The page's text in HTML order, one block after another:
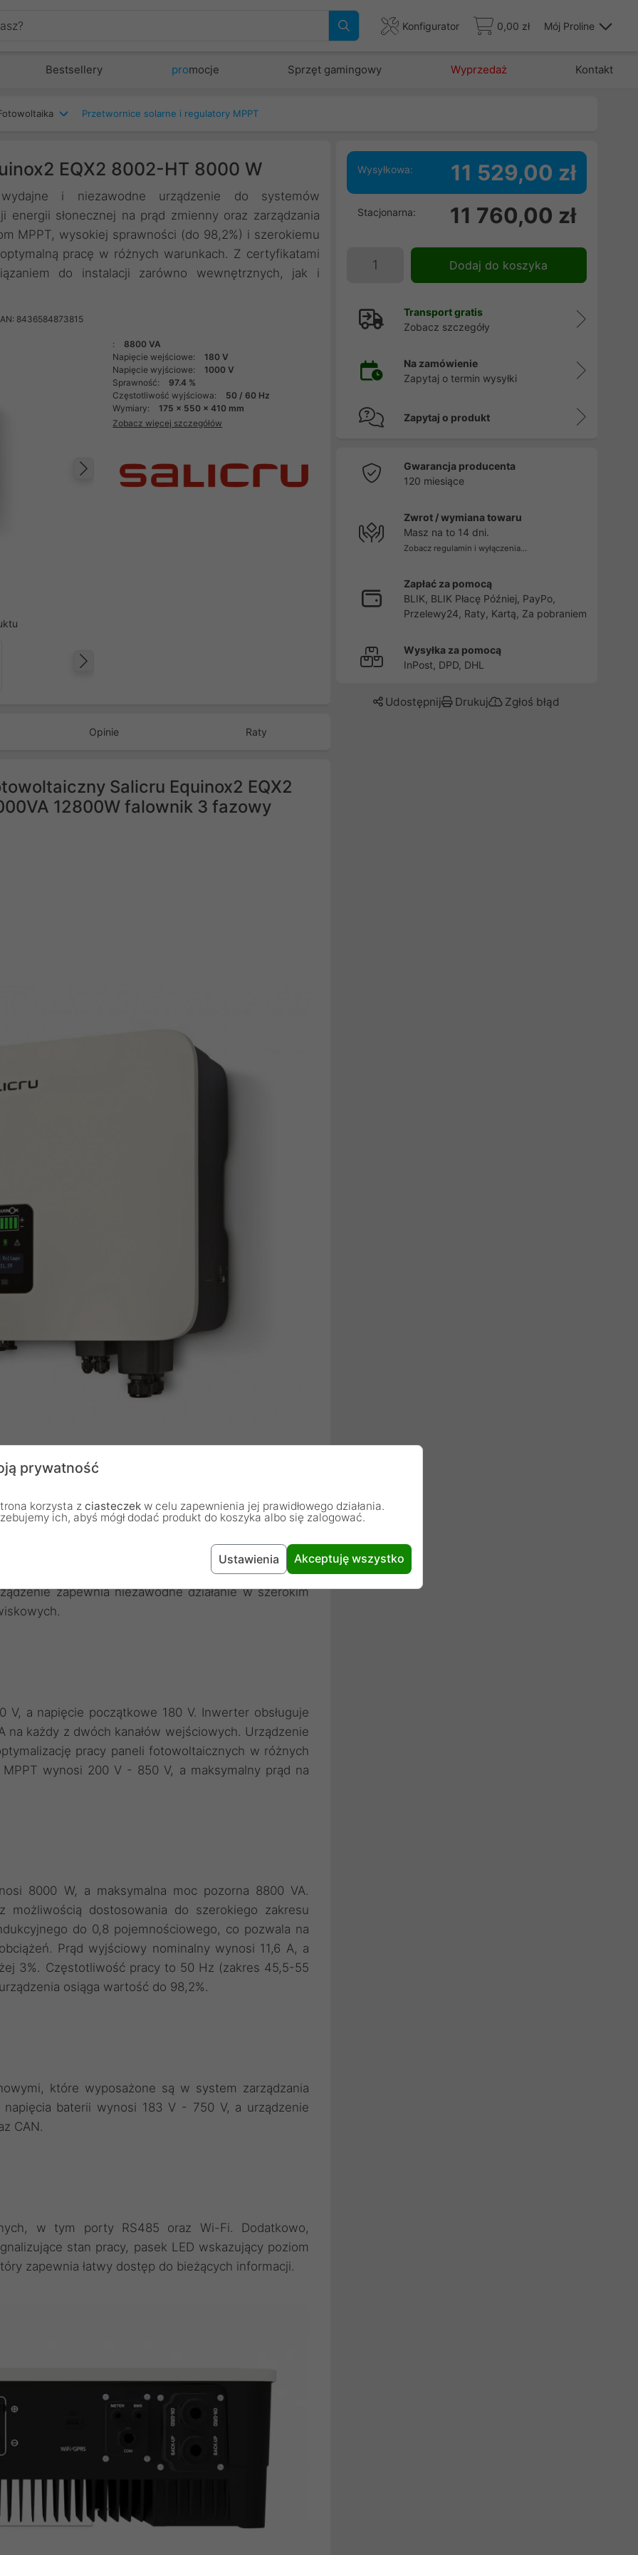
Konfigurator 0,00 zł Mój Proline
Bestsellery promocje Sprzęt gamingowy Wyprzedaż Kontakt
Przetwornice solarne i regulatory MPPT
EQX2 8002-HT 8000 W
i niezawodne urządzenie do systemów
słonecznej na prąd zmienny oraz zarządzania
MPPT, wysokiej sprawności (do 98,2%) i szerokiemu
pracę w różnych warunkach. Z certyfikatami
do instalacji zarówno wewnętrznych, jak i
8436584873815
Następny
:
8800 VA
Napięcie wejściowe:
180 V
Napięcie wyjściowe:
1000 V
Sprawność:
97.4 %
Częstotliwość wyjściowa:
50 / 60 Hz
Wymiary:
175 x 550 x 410 mm
Zobacz więcej szczegółów
Opinie Raty
Salicru Equinox2 EQX2
12800W falownik 3 fazowy
HT
urządzenie przeznaczone do systemów
energii słonecznej na prąd zmienny oraz
beztransformatorowej, wysokiej wydajności oraz
zapewnia niezawodne działanie w szerokim
V, a napięcie początkowe 180 V. Inwerter obsługuje
na każdy z dwóch kanałów wejściowych. Urządzenie
pracy paneli fotowoltaicznych w różnych
MPPT wynosi 200 V - 850 V, a maksymalny prąd na
8000 W, a maksymalna moc pozorna 8800 VA.
dostosowania do szerokiego zakresu
do 0,8 pojemnościowego, co pozwala na
Prąd wyjściowy nominalny wynosi 11,6 A, a
3%. Częstotliwość pracy to 50 Hz (zakres 45,5-55
osiąga wartość do 98,2%.
które wyposażone są w system zarządzania
baterii wynosi 183 V - 750 V, a urządzenie
CAN.
w tym porty RS485 oraz Wi-Fi. Dodatkowo,
stan pracy, pasek LED wskazujący poziom
zapewnia łatwy dostęp do bieżących informacji.
Wysyłkowa: 11 529,00 zł
Stacjonarna: 11 760,00 zł
Dodaj do koszyka
Transport gratis
Zobacz szczegóły
Na zamówienie
Zapytaj o termin wysyłki
Zapytaj o produkt
Gwarancja producenta
120 miesiące
Zwrot / wymiana towaru
Masz na to 14 dni.
Zobacz regulamin i wyłączenia...
Zapłać za pomocą
BLIK, BLIK Płacę Później, PayPo,
Przelewy24, Raty, Kartą, Za pobraniem
Wysyłka za pomocą
InPost, DPD, DHL
Udostępnij Drukuj Zgłoś błąd
prywatność
korzysta z ciasteczek w celu zapewnienia jej prawidłowego działania.
ich, abyś mógł dodać produkt do koszyka albo się zalogować.
Ustawienia Akceptuję wszystko